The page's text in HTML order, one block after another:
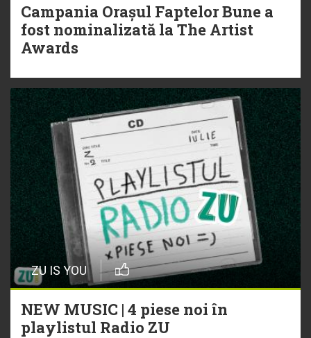
Campania Orașul Faptelor Bune a
fost nominalizată la The Artist
Awards
ZU IS YOU
NEW MUSIC | 4 piese noi în
playlistul Radio ZU